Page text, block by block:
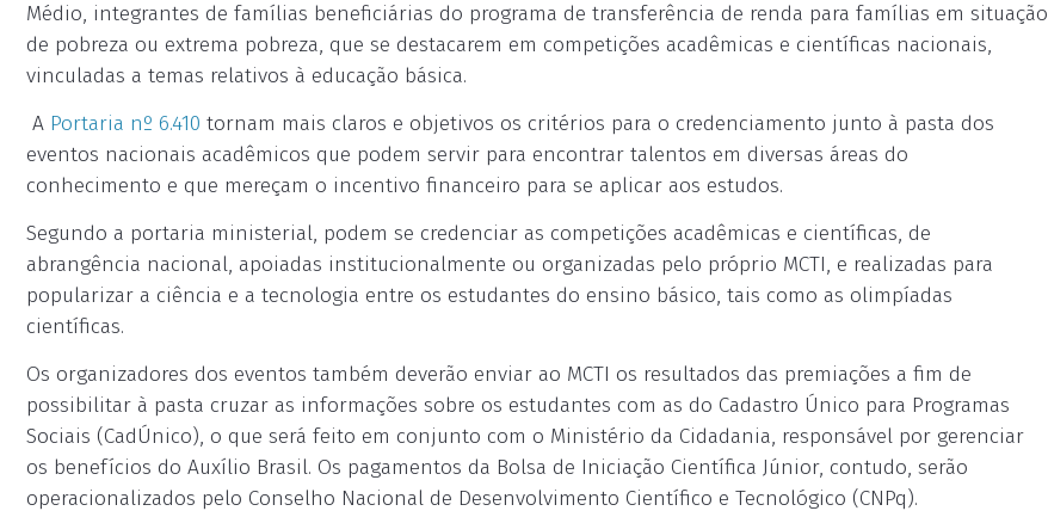
Médio, integrantes de famílias beneficiárias do programa de transferência de renda para famílias em situação
de pobreza ou extrema pobreza, que se destacarem em competições acadêmicas e científicas nacionais,
vinculadas a temas relativos à educação básica.
A Portaria nº 6.410 tornam mais claros e objetivos os critérios para o credenciamento junto à pasta dos
eventos nacionais acadêmicos que podem servir para encontrar talentos em diversas áreas do
conhecimento e que mereçam o incentivo financeiro para se aplicar aos estudos.
Segundo a portaria ministerial, podem se credenciar as competições acadêmicas e científicas, de
abrangência nacional, apoiadas institucionalmente ou organizadas pelo próprio MCTI, e realizadas para
popularizar a ciência e a tecnologia entre os estudantes do ensino básico, tais como as olimpíadas
científicas.
Os organizadores dos eventos também deverão enviar ao MCTI os resultados das premiações a fim de
possibilitar à pasta cruzar as informações sobre os estudantes com as do Cadastro Único para Programas
Sociais (CadÚnico), o que será feito em conjunto com o Ministério da Cidadania, responsável por gerenciar
os benefícios do Auxílio Brasil. Os pagamentos da Bolsa de Iniciação Científica Júnior, contudo, serão
operacionalizados pelo Conselho Nacional de Desenvolvimento Científico e Tecnológico (CNPq).